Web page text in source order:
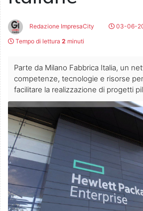
Redazione ImpresaCity
03-06-
Tempo di lettura 2 minuti
Parte da Milano Fabbrica Italia, un
competenze, tecnologie e risorse
facilitare la realizzazione di progetti